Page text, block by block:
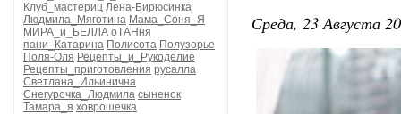
Клуб_мастериц Лена-Бирюсинка
Людмила_Мяготина Мама_Соня_Я
МИРА_и_БЕЛЛА оТАНня
пани_Катарина Полисота Полузорье
Поля-Оля Рецепты_и_Рукоделие
Рецепты_приготовления русалла
Светлана_Ильинична
Снегурочка_Людмила сыненок
Тамара_я ховрошечка
Среда, 23 Августа